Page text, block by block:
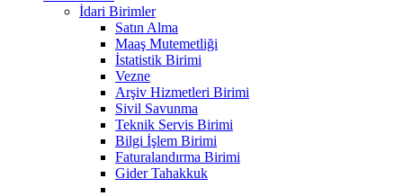
İdari Birimler
Satın Alma
Maaş Mutemetliği
İstatistik Birimi
Vezne
Arşiv Hizmetleri Birimi
Sivil Savunma
Teknik Servis Birimi
Bilgi İşlem Birimi
Faturalandırma Birimi
Gider Tahakkuk